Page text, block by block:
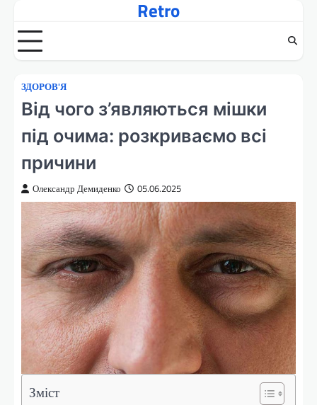
вмісту
Retro
ЗДОРОВ'Я
Від чого з’являються мішки
під очима: розкриваємо всі
причини
Олександр Демиденко 05.06.2025
Зміст